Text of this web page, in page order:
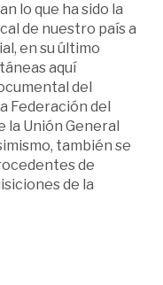
lo que ha sido la
de nuestro país a
en su último
aquí
del
Federación del
la Unión General
también se
de
de la